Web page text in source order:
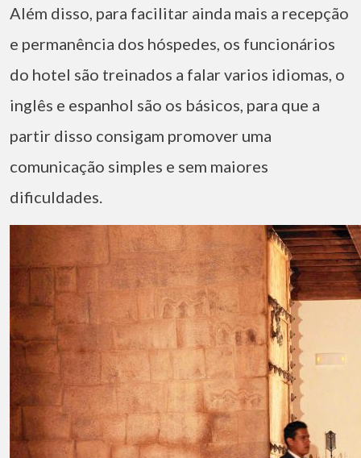
Além disso, para facilitar ainda mais a recepção
e permanência dos hóspedes, os funcionários
do hotel são treinados a falar varios idiomas, o
inglês e espanhol são os básicos, para que a
partir disso consigam promover uma
comunicação simples e sem maiores
dificuldades.